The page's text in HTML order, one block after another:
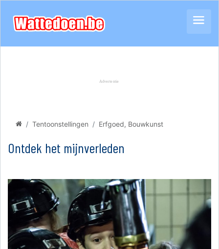
Tentoonstellingen Erfgoed, Bouwkunst
Ontdek het mijnverleden